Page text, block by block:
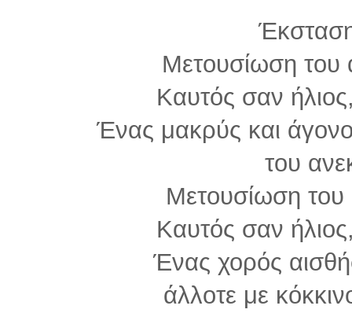
Μετουσίωση του
Καυτός σαν
Ένας μακρύς και
του
Μετουσίωση του
Καυτός σαν
Ένας χορός
άλλοτε με